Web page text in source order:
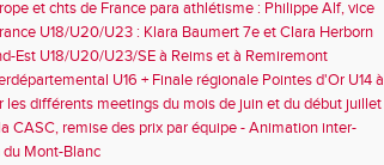
et chts de France para athlétisme : Philippe Alf, vice
et multiples médaillés aux France
U18/U20/U23 : Klara Baumert 7e et Clara Herborn
Est U18/U20/U23/SE à Reims et à Remiremont
U16 + Finale régionale Pointes d'Or U14 à
les différents meetings du mois de juin et du début juillet
CASC, remise des prix par équipe - Animation inter-
Mont-Blanc